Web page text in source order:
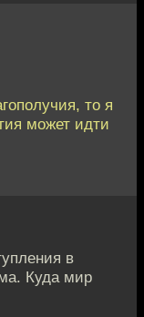
то я
может идти
в
Куда мир